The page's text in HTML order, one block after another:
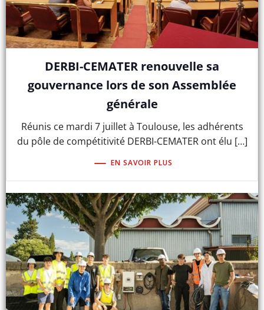
DERBI-CEMATER renouvelle sa
gouvernance lors de son Assemblée
générale
Réunis ce mardi 7 juillet à Toulouse, les adhérents
du pôle de compétitivité DERBI-CEMATER ont élu […]
EN SAVOIR PLUS